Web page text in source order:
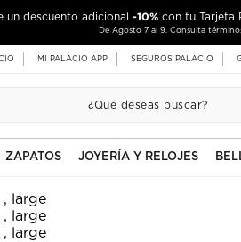
un descuento adicional -10% con tu Tarjeta
De Agosto 7 al 9. Consulta
MI PALACIO APP SEGUROS PALACIO
ZAPATOS JOYERÍA Y RELOJES